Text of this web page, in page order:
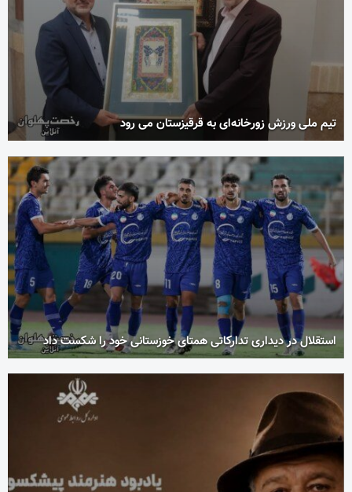
تیم ملی ورزش زورخانه‌ای به قرقیزستان می رود
استقلال در دیداری تدارکاتی همتای خوزستانی خود را شکست داد